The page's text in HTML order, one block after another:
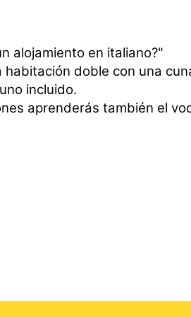
alojamiento en italiano?"
doble con una
incluido.
aprenderás también el